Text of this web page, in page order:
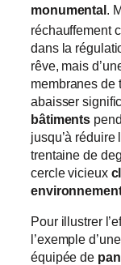
monumental .
réchauffement
dans la
rêve, mais
membranes de
abaisser
bâtiments
jusqu’à réduire
trentaine de
cercle vicieux
Pour illustrer
l’exemple
équipée de